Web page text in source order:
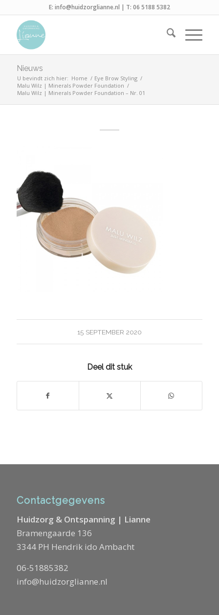
E: info@huidzorglianne.nl | T: 06 5188 5382
Nieuws
U bevindt zich hier: Home / Eye Brow Styling /
Malu Wilz | Minerals Powder Foundation /
Malu Wilz | Minerals Powder Foundation – Nr. 01
15 SEPTEMBER 2020
Deel dit stuk
Contactgegevens
Huidzorg & Ontspanning | Lianne
Bramengaarde 136
3344 PH Hendrik ido Ambacht
06-51885382
info@huidzorglianne.nl